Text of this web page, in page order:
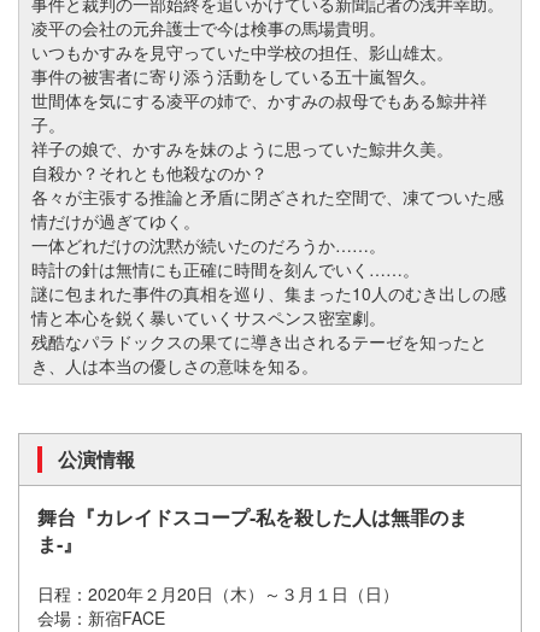
凌平の会社の元弁護士で今は検事の馬場貴明。
いつもかすみを見守っていた中学校の担任、影山雄太。
事件の被害者に寄り添う活動をしている五十嵐智久。
世間体を気にする凌平の姉で、かすみの叔母でもある鯨井祥
子。
祥子の娘で、かすみを妹のように思っていた鯨井久美。
自殺か？それとも他殺なのか？
各々が主張する推論と矛盾に閉ざされた空間で、凍てついた感
情だけが過ぎてゆく。
一体どれだけの沈黙が続いたのだろうか……。
時計の針は無情にも正確に時間を刻んでいく……。
謎に包まれた事件の真相を巡り、集まった10人のむき出しの感
情と本心を鋭く暴いていくサスペンス密室劇。
残酷なパラドックスの果てに導き出されるテーゼを知ったと
き、人は本当の優しさの意味を知る。
公演情報
舞台『カレイドスコープ‐私を殺した人は無罪のま
ま‐』
日程：2020年２月20日（木）～３月１日（日）
会場：新宿FACE